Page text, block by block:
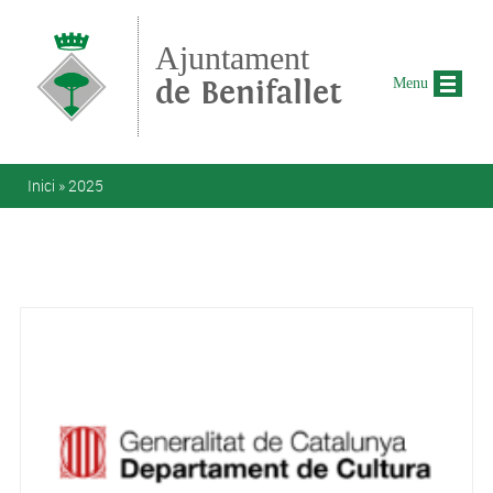
Ajuntament
de Benifallet
Esteu aquí
Inici »2025
Menu